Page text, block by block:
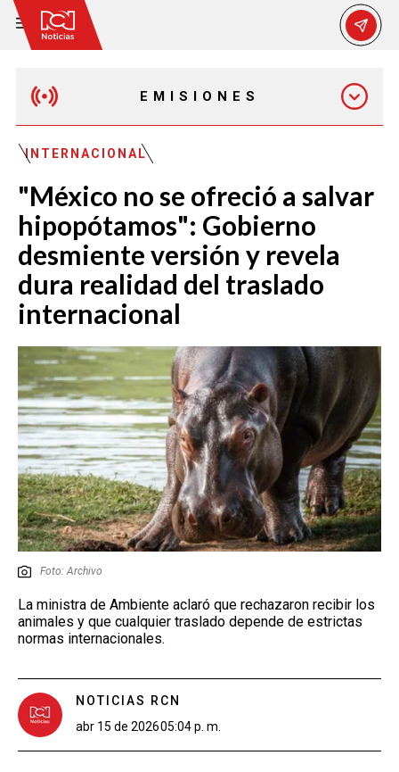
EMISIONES
EMISIÓN 7:00 PM
INTERNACIONAL
"México no se ofreció a salvar
hipopótamos": Gobierno
desmiente versión y revela
dura realidad del traslado
internacional
Foto: Archivo
La ministra de Ambiente aclaró que rechazaron recibir los
animales y que cualquier traslado depende de estrictas
normas internacionales.
NOTICIAS RCN
abr 15 de 202605:04 p. m.